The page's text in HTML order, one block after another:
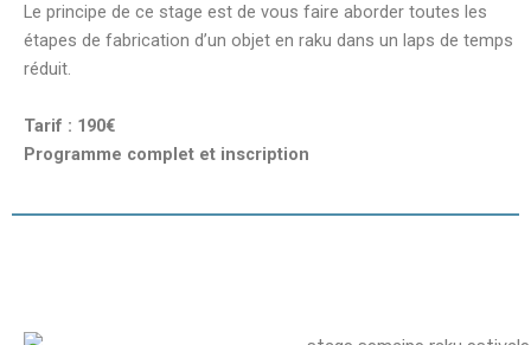
Le principe de ce stage est de vous faire aborder toutes les
étapes de fabrication d’un objet en raku dans un laps de temps
réduit.
Tarif : 190€
Programme complet et inscription